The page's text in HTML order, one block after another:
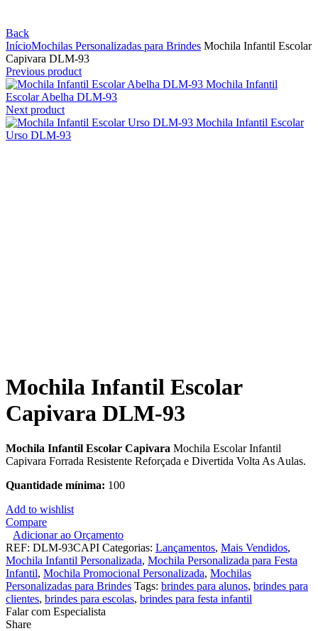
Back
InícioMochilas Personalizadas para Brindes Mochila Infantil Escolar
Capivara DLM-93
Previous product
Mochila Infantil
Escolar Abelha DLM-93
Next product
Mochila Infantil Escolar
Urso DLM-93
Mochila Infantil Escolar
Capivara DLM-93
Mochila Infantil Escolar Capivara Mochila Escolar Infantil
Capivara Forrada Resistente Reforçada e Divertida Volta As Aulas.
Quantidade mínima: 100
Add to wishlist
Compare
Adicionar ao Orçamento
REF: DLM-93CAPI Categorias: Lançamentos, Mais Vendidos,
Mochila Infantil Personalizada, Mochila Personalizada para Festa
Infantil, Mochila Promocional Personalizada, Mochilas
Personalizadas para Brindes Tags: brindes para alunos, brindes para
clientes, brindes para escolas, brindes para festa infantil
Falar com Especialista
Share